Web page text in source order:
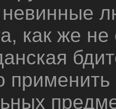
невинные
как же не